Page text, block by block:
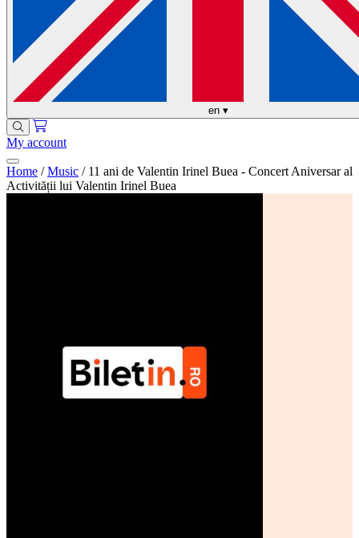
en ▾
My account
Home / Music / 11 ani de Valentin Irinel Buea - Concert Aniversar al
Activității lui Valentin Irinel Buea